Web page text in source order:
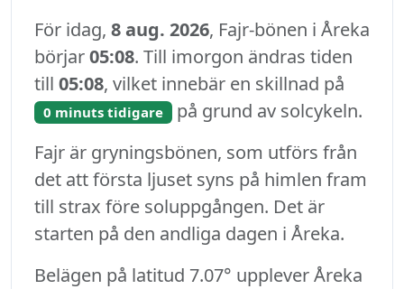
För idag, 8 aug. 2026, Fajr-bönen i Åreka
börjar05:08. Till imorgon ändras tiden
till 05:08, vilket innebär en skillnad på
0 minuts tidigare på grund av solcykeln.
Fajr är gryningsbönen, som utförs från
det att första ljuset syns på himlen fram
till strax före soluppgången. Det är
starten på den andliga dagen i Åreka.
Belägen på latitud 7.07° upplever Åreka